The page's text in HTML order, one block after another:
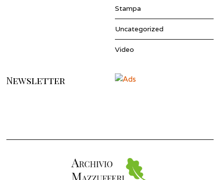
Stampa
Uncategorized
Video
Newsletter